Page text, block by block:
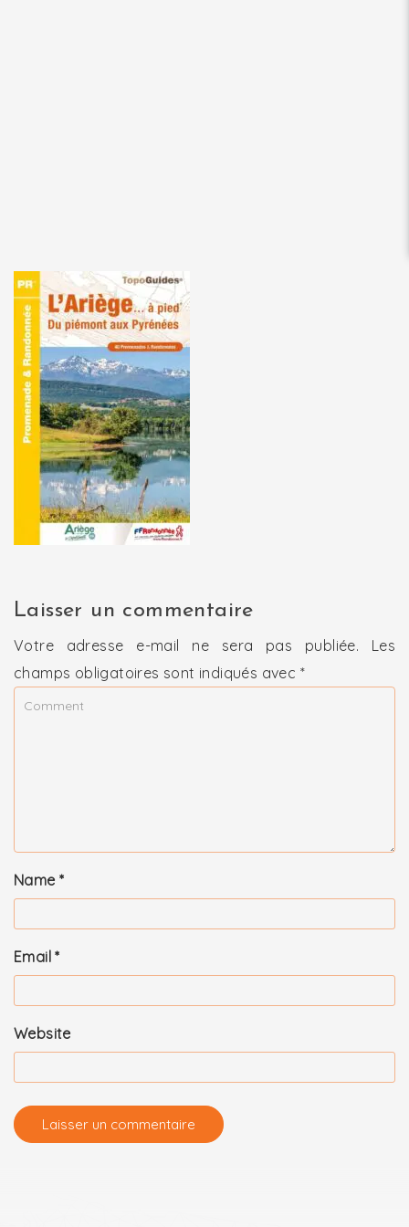
Laisser un commentaire
Votre adresse e-mail ne sera pas publiée.
Les
champs obligatoires sont indiqués avec *
Name *
Email*
Website